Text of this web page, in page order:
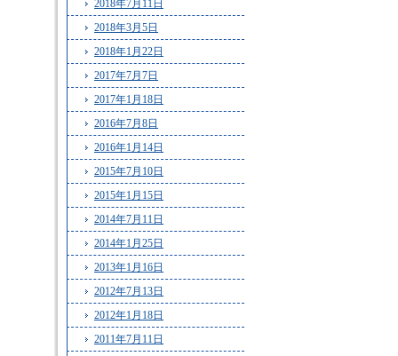
2018年7月11日
2018年3月5日
2018年1月22日
2017年7月7日
2017年1月18日
2016年7月8日
2016年1月14日
2015年7月10日
2015年1月15日
2014年7月11日
2014年1月25日
2013年1月16日
2012年7月13日
2012年1月18日
2011年7月11日